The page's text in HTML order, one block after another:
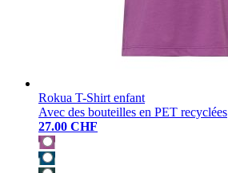
Rokua T-Shirt enfant
Avec des bouteilles en PET recyclées
27.00 CHF